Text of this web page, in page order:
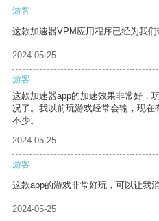
游客
这款加速器VPM应用程序已经为我们
2024-05-25
游客
这款加速器app的加速效果非常好，
况了。我以前玩游戏经常会输，现在
不少。
2024-05-25
游客
这款app的游戏非常好玩，可以让我消
2024-05-25